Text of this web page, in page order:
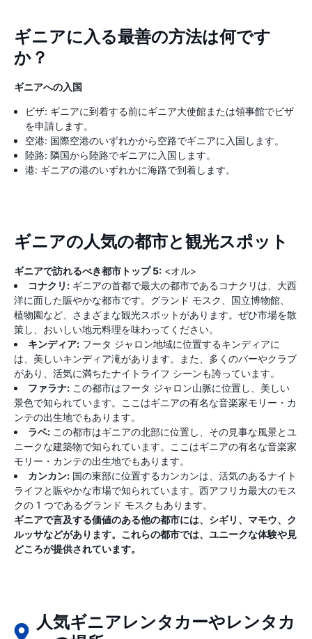
ギニアに入る最善の方法は何です
か？
ギニアへの入国
ビザ: ギニアに到着する前にギニア大使館または領事館でビザ
を申請します。
空港: 国際空港のいずれかから空路でギニアに入国します。
陸路: 隣国から陸路でギニアに入国します。
港: ギニアの港のいずれかに海路で到着します。
ギニアの人気の都市と観光スポット
ギニアで訪れるべき都市トップ 5: <オル>
コナクリ: ギニアの首都で最大の都市であるコナクリは、大西
洋に面した賑やかな都市です。グランド モスク、国立博物館、
植物園など、さまざまな観光スポットがあります。ぜひ市場を散
策し、おいしい地元料理を味わってください。
キンディア: フータ ジャロン地域に位置するキンディアに
は、美しいキンディア滝があります。また、多くのバーやクラブ
があり、活気に満ちたナイトライフ シーンも誇っています。
ファラナ: この都市はフータ ジャロン山脈に位置し、美しい
景色で知られています。ここはギニアの有名な音楽家モリー・カ
ンテの出生地でもあります。
ラベ: この都市はギニアの北部に位置し、その見事な風景とユ
ニークな建築物で知られています。ここはギニアの有名な音楽家
モリー・カンテの出生地でもあります。
カンカン: 国の東部に位置するカンカンは、活気のあるナイト
ライフと賑やかな市場で知られています。西アフリカ最大のモス
クの 1 つであるグランド モスクもあります。
ギニアで言及する価値のある他の都市には、シギリ、マモウ、ク
ルッサなどがあります。これらの都市では、ユニークな体験や見
どころが提供されています。
人気ギニアレンタカーやレンタカ